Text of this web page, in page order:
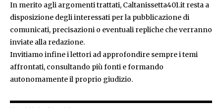
In merito agli argomenti trattati, Caltanissetta401.it resta a
disposizione degli interessati per la pubblicazione di
comunicati, precisazioni o eventuali repliche che verranno
inviate alla redazione.
Invitiamo infine i lettori ad approfondire sempre i temi
affrontati, consultando più fonti e formando
autonomamente il proprio giudizio.